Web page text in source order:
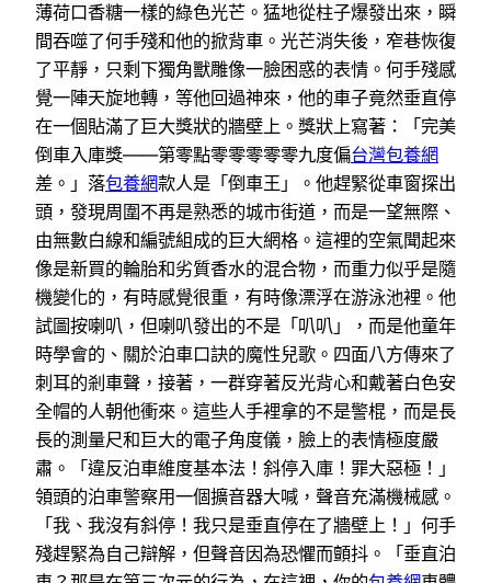
薄荷口香糖一樣的綠色光芒。猛地從柱子爆發出來，瞬
間吞噬了何手殘和他的掀背車。光芒消失後，窄巷恢復
了平靜，只剩下獨角獸雕像一臉困惑的表情。何手殘感
覺一陣天旋地轉，等他回過神來，他的車子竟然垂直停
在一個貼滿了巨大獎狀的牆壁上。獎狀上寫著：「完美
倒車入庫獎——第零點零零零零零九度偏台灣包養網
差。」落包養網款人是「倒車王」。他趕緊從車窗探出
頭，發現周圍不再是熟悉的城市街道，而是一望無際、
由無數白線和編號組成的巨大網格。這裡的空氣聞起來
像是新買的輪胎和劣質香水的混合物，而重力似乎是隨
機變化的，有時感覺很重，有時像漂浮在游泳池裡。他
試圖按喇叭，但喇叭發出的不是「叭叭」，而是他童年
時學會的、關於泊車口訣的魔性兒歌。四面八方傳來了
刺耳的剎車聲，接著，一群穿著反光背心和戴著白色安
全帽的人朝他衝來。這些人手裡拿的不是警棍，而是長
長的測量尺和巨大的電子角度儀，臉上的表情極度嚴
肅。「違反泊車維度基本法！斜停入庫！罪大惡極！」
領頭的泊車警察用一個擴音器大喊，聲音充滿機械感。
「我、我沒有斜停！我只是垂直停在了牆壁上！」何手
殘趕緊為自己辯解，但聲音因為恐懼而顫抖。「垂直泊